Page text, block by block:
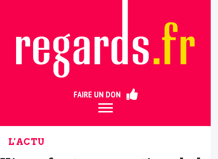
FAIRE UN DON
L'ACTU